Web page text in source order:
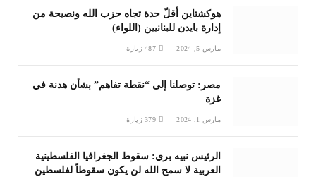
هوكشتاين أقلّ حدة تجاه حزب الله ونصيحة من
إدارة بايدن للبنانيين (اللواء)
مارس 5, 2024 487 زيارة
مصر: توصلنا إلى “نقطة تفاهم” بشأن هدنة في
غزة
مارس 1, 2024 379 زيارة
الرئيس نبيه بري: سقوط الجغرافيا الفلسطينية
العربية لا سمح الله لن يكون سقوطاً لفلسطين